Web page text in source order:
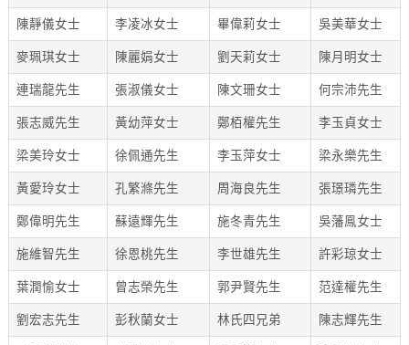
陳靜儀女士 李凌冰女士 畢偉莉女士 吳美華女士
麥珮琪女士 陳麗娟女士 劉天莉女士 陳月明女士
連瑞龍先生 張淑儀女士 陳文珊女士 何宗沛先生
張志威先生 黃幼萍女士 鄭栢權先生 李玉貞女士
梁美玲女士 徐佩通先生 李玉萍女士 梁永樂先生
黃愛玲女士 孔繁滌先生 周海良先生 張璟璘先生
鄭偉明先生 蘇遠輝先生 施冬青先生 吳藩鳯女士
施維智先生 徐恩桃先生 李世雄先生 許彩琼女士
葉潤愉女士 曾志榮先生 郭尹賢先生 范達權先生
劉宏志先生 彭秋蘭女士 林氏四兄弟 陳志輝先生